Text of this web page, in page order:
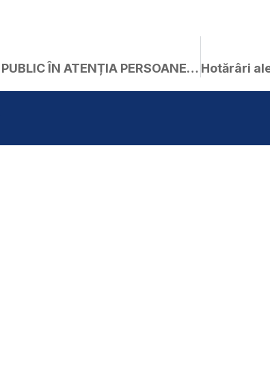
ANUNȚ DE INTERES PUBLIC ÎN ATENȚIA PERSOANELOR FIZICE!!!